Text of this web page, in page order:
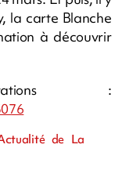
la carte Blanche
à découvrir
:
de La